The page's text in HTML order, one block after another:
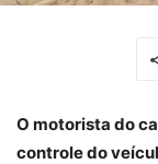
O motorista do
controle do